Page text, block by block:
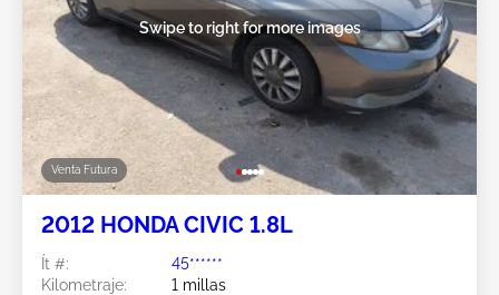
Venta Futura
Swipe to right for more images
2012 HONDA CIVIC 1.8L
Ít #:
45******
Kilometraje:
1 millas